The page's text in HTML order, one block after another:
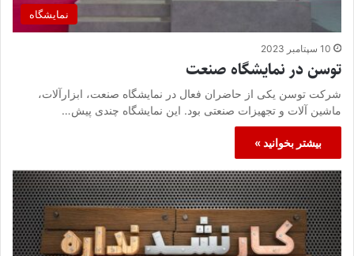
نمایشگاه
10 سپتامبر 2023
توسن در نمایشگاه صنعت
شرکت توسن یکی از حاضران فعال در نمایشگاه صنعت، ابزارآلات،
ماشین آلات و تجهیزات صنعتی بود. این نمایشگاه چندی پیش…
بیشتر بخوانید »